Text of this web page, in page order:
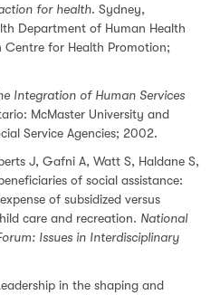
for health. Sydney,
Department of Human Health
Centre for Health Promotion;
Integration of Human Services
McMaster University and
Service Agencies; 2002.
J, Gafni A, Watt S, Haldane S,
of social assistance:
of subsidized versus
care and recreation. National
Issues in Interdisciplinary
in the shaping and